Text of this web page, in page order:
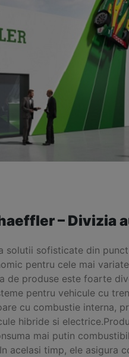
– Divizia
solutii sofisticate din
pentru cele mai
de produse este foarte
pentru vehicule cu
cu combustie interna,
hibride si
mai putin
acelasi timp, ele asigura